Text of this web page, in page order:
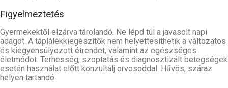
Figyelmeztetés
Gyermekektől elzárva tárolandó. Ne lépd túl a javasolt napi
adagot. A táplálékkiegészítők nem helyettesíthetik a változatos
és kiegyensúlyozott étrendet, valamint az egészséges
életmódot. Terhesség, szoptatás és diagnosztizált betegségek
esetén használat előtt konzultálj orvosoddal. Hűvös, száraz
helyen tartandó.